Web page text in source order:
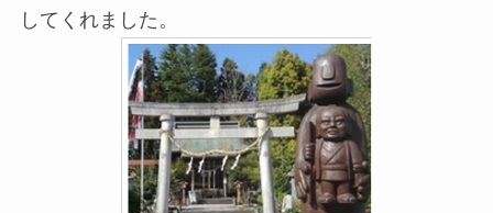
してくれました。